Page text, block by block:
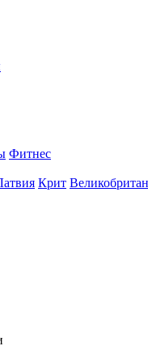
Фитнес
Крит